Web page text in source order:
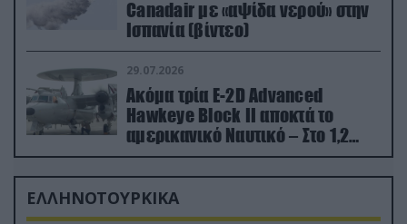
Canadair με «αψίδα νερού» στην
Ισπανία (βίντεο)
29.07.2026
Ακόμα τρία E-2D Advanced
Hawkeye Block II αποκτά το
αμερικανικό Ναυτικό – Στο 1,2
δισ.δολάρια το κόστος
ΕΛΛΗΝΟΤΟΥΡΚΙΚΑ